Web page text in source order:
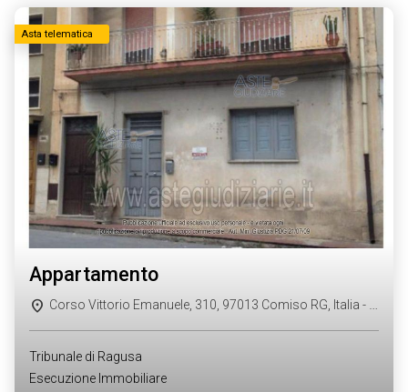
Asta telematica
appartamento
Corso Vittorio Emanuele, 310, 97013 Comiso RG, Italia - Comiso (RG)
Tribunale di Ragusa
Esecuzione Immobiliare